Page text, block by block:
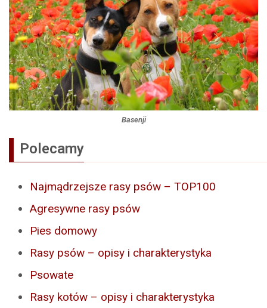
Basenji
Polecamy
Najmądrzejsze rasy psów – TOP100
Agresywne rasy psów
Pies domowy
Rasy psów – opisy i charakterystyka
Psowate
Rasy kotów – opisy i charakterystyka